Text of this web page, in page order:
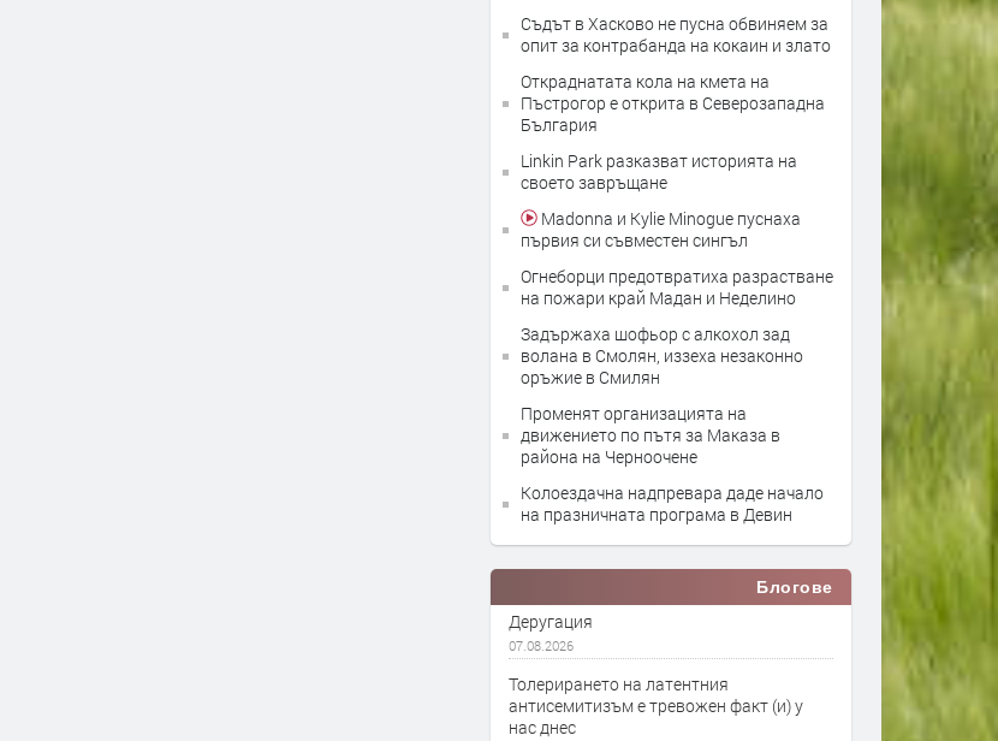
Съдът в Хасково не пусна обвиняем за
опит за контрабанда на кокаин и злато
Откраднатата кола на кмета на
Пъстрогор е открита в Северозападна
България
Linkin Park разказват историята на
своето завръщане
Madonna и Kylie Minogue пуснаха
първия си съвместен сингъл
Огнеборци предотвратиха разрастване
на пожари край Мадан и Неделино
Задържаха шофьор с алкохол зад
волана в Смолян, иззеха незаконно
оръжие в Смилян
Променят организацията на
движението по пътя за Маказа в
района на Черноочене
Колоездачна надпревара даде начало
на празничната програма в Девин
Блогове
Деругация
07.08.2026
Толерирането на латентния
антисемитизъм е тревожен факт (и) у
нас днес